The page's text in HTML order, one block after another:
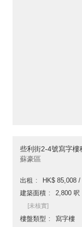
些利街2-4號寫字樓
蘇豪區
出租
HK$ 85,008 /
建築面積
2,800 呎
[未核實]
樓盤類型
寫字樓